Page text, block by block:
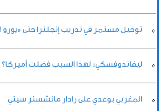
توخيل مستمر في تدريب إنجلترا حتى «يورو 2028»
ليفاندوفسكي: لهذا السبب فضلت أميركا؟
المغربي بوعدي على رادار مانشستر سيتي